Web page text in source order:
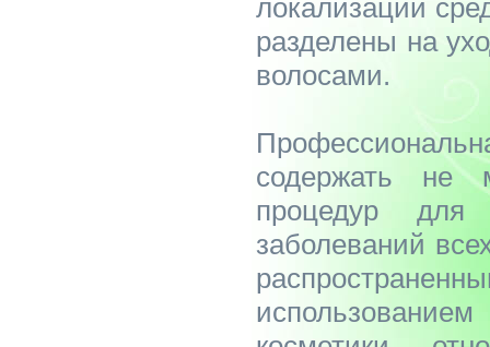
локализации
разделены на
волосами.
содержать не
процедур для
заболеваний